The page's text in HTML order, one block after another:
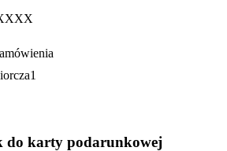
1
do karty podarunkowej